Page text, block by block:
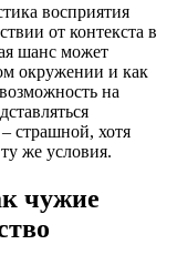
восприятия
от контекста в
шанс может
окружении и как
на
страшной, хотя
же условия.
чужие